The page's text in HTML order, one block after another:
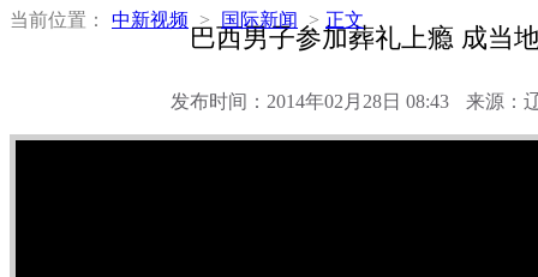
当前位置： 中新视频 > 国际新闻 > 正文
巴西男子参加葬礼上瘾 成当
发布时间：2014年02月28日 08:43 来源：